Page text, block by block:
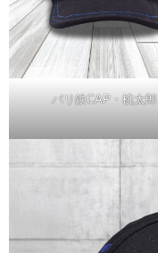
バリ鉄CAP・桃太郎